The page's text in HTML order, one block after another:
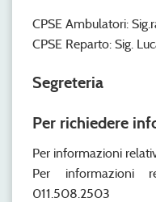
CPSE Ambulatori:
CPSE Reparto: Sig.
Segreteria
Per richiedere
Per informazioni
Per informazioni
011.508.2503